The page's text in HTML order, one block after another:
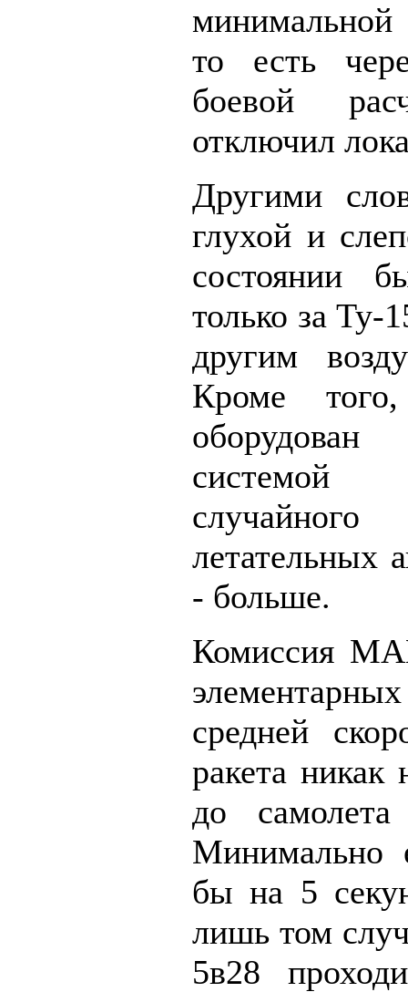
то есть
боевой
отключил
Другими
глухой и
состоянии
только за
другим
Кроме
системой
летательных
- больше.
Комиссия
средней
ракета никак
до
Минимально
бы на 5
лишь том
5в28